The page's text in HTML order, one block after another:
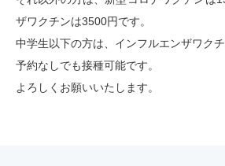
ザワクチンは3500円です。
中学生以下の方は、インフルエンザワク
予約なしでも接種可能です。
よろしくお願いいたします。